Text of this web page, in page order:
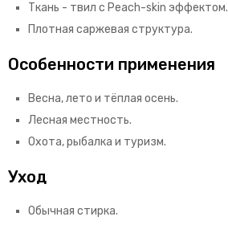
Ткань - твил с Peach-skin эффектом.
Плотная саржевая структура.
Особенности применения
Весна, лето и тёплая осень.
Лесная местность.
Охота, рыбалка и туризм.
Уход
Обычная стирка.